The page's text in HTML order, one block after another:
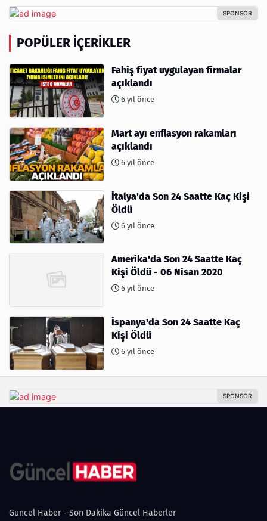
POPÜLER İÇERIKLER
Fahiş fiyat uygulayan firmalar
açıklandı
6 yıl önce
Mart ayı enflasyon rakamları
açıklandı
6 yıl önce
İtalya'da Son 24 Saatte Kaç Kişi
Öldü
6 yıl önce
Amerika'da Son 24 Saatte Kaç
Kişi Öldü - 06 Nisan 2020
6 yıl önce
İspanya'da Son 24 Saatte Kaç
Kişi Öldü
6 yıl önce
Guncel Haber - Son Dakika Güncel Haberler